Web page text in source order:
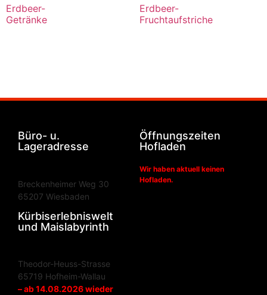
Erdbeer-
Getränke
Erdbeer-
Fruchtaufstriche
Büro- u.
Lageradresse
Breckenheimer Weg 30
65207 Wiesbaden
Kürbiserlebniswelt
und Maislabyrinth
Theodor-Heuss-Strasse
65719 Hofheim-Wallau
– ab 14.08.2026 wieder
Öffnungszeiten
Hofladen
Wir haben aktuell keinen
Hofladen.